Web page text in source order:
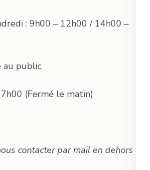
: 9h00 – 12h00 / 14h00 –
au public
(Fermé le matin)
contacter par mail en dehors